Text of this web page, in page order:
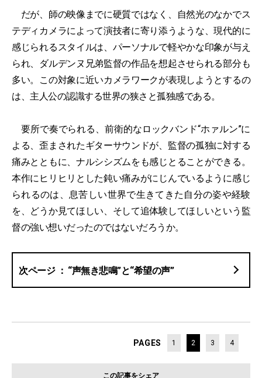
だが、師の映像までに硬質ではなく、自然光のなかでス
テディカメラによって演技者に寄り添うような、現代的に
感じられるスタイルは、パーソナルで軽やかな印象が与え
られ、ダルデンヌ兄弟監督の作品を想起させられる部分も
多い。この対象に近いカメラワークが表現しようとするの
は、主人公の認識する世界の狭さと孤独感である。
要所で奏でられる、前衛的なロックバンド“ホァルン”に
よる、歪まされたギターサウンドが、監督の孤独に対する
痛みとともに、ナルシシズムをも感じとることができる。
本作にヒリヒリとした鈍い痛みがにじんでいるように感じ
られるのは、息苦しい世界で生きてきた自分の姿や経験
を、どうか見てほしい、そして追体験してほしいという監
督の強い想いだったのではないだろうか。
“声無き悲鳴”と“希望の声”
PAGES 1 2 3 4
この記事をシェア